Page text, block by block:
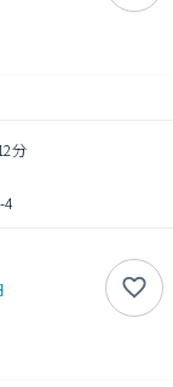
分
4